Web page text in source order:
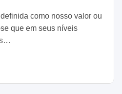
como nosso valor ou
que em seus níveis